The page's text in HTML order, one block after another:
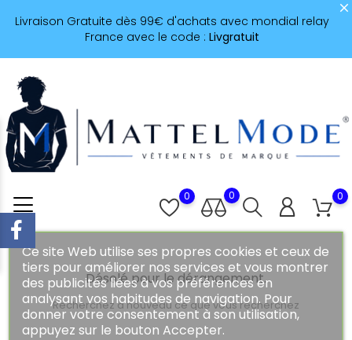
Livraison Gratuite dès 99€ d'achats avec mondial relay
France avec le code : Livgratuit
0
0
0
Ce site Web utilise ses propres cookies et ceux de
tiers pour améliorer nos services et vous montrer
des publicités liées à vos préférences en
analysant vos habitudes de navigation. Pour
donner votre consentement à son utilisation,
appuyez sur le bouton Accepter.
Désolé pour le dérangement.
Recherchez à nouveau ce que vous recherchez